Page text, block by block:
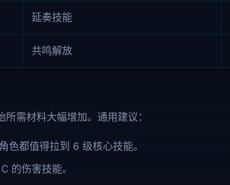
延奏技能
共鸣解放
需材料大幅增加。通用建议：
色都值得拉到 6 级核心技能。
的伤害技能。